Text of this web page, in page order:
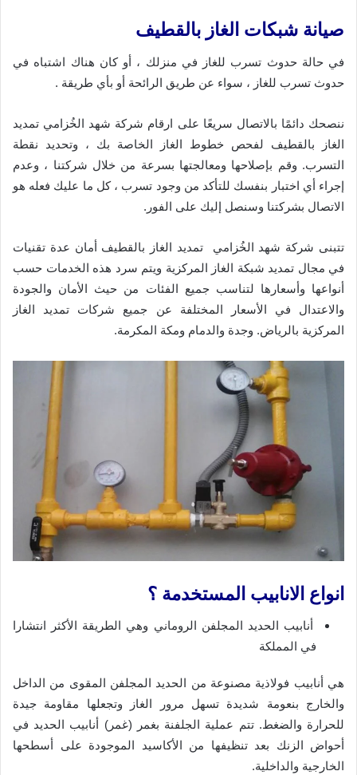
صيانة شبكات الغاز بالقطيف
في حالة حدوث تسرب للغاز في منزلك ، أو كان هناك اشتباه في
حدوث تسرب للغاز ، سواء عن طريق الرائحة أو بأي طريقة .
ننصحك دائمًا بالاتصال سريعًا على ارقام شركة شهد الخُزامي تمديد
الغاز بالقطيف لفحص خطوط الغاز الخاصة بك ، وتحديد نقطة
التسرب. وقم بإصلاحها ومعالجتها بسرعة من خلال شركتنا ، وعدم
إجراء أي اختبار بنفسك للتأكد من وجود تسرب ، كل ما عليك فعله هو
الاتصال بشركتنا وسنصل إليك على الفور.
تتبنى شركة شهد الخُزامي تمديد الغاز بالقطيف أمان عدة تقنيات
في مجال تمديد شبكة الغاز المركزية ويتم سرد هذه الخدمات حسب
أنواعها وأسعارها لتناسب جميع الفئات من حيث الأمان والجودة
والاعتدال في الأسعار المختلفة عن جميع شركات تمديد الغاز
المركزية بالرياض. وجدة والدمام ومكة المكرمة.
انواع الانابيب المستخدمة ؟
أنابيب الحديد المجلفن الروماني وهي الطريقة الأكثر انتشارا
في المملكة
هي أنابيب فولاذية مصنوعة من الحديد المجلفن المقوى من الداخل
والخارج بنعومة شديدة تسهل مرور الغاز وتجعلها مقاومة جيدة
للحرارة والضغط. تتم عملية الجلفنة بغمر (غمر) أنابيب الحديد في
أحواض الزنك بعد تنظيفها من الأكاسيد الموجودة على أسطحها
الخارجية والداخلية.